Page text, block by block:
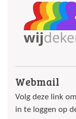
Webmail
Volg deze link
in te loggen op